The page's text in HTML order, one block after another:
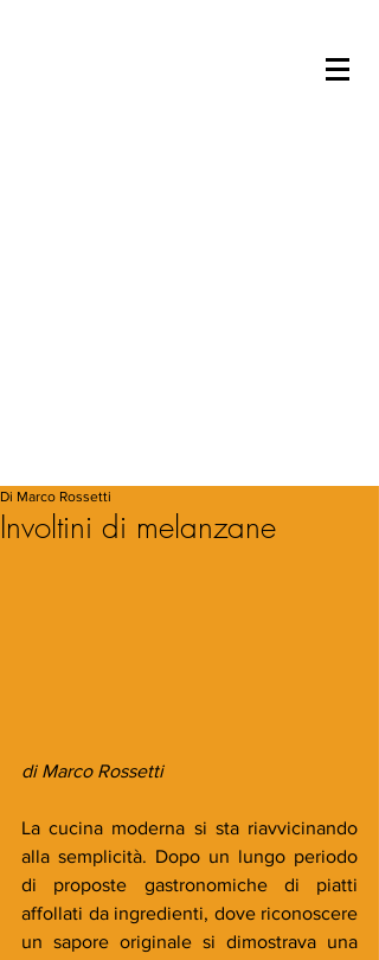
Involtini di melanzane
Di Marco Rossetti
di Marco Rossetti
La cucina moderna si sta riavvicinando
alla semplicità. Dopo un lungo periodo
di proposte gastronomiche di piatti
affollati da ingredienti, dove riconoscere
un sapore originale si dimostrava una